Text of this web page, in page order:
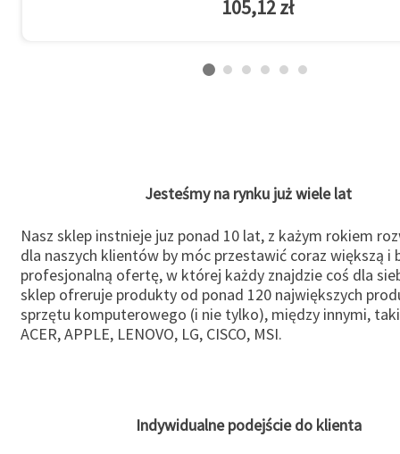
105,12 zł
Jesteśmy na rynku już wiele lat
Nasz sklep instnieje juz ponad 10 lat, z każym rokiem
dla naszych klientów by móc przestawić coraz większą i
profesjonalną ofertę, w której każdy znajdzie coś dla
sklep ofreruje produkty od ponad 120 największych
sprzętu komputerowego (i nie tylko), między innymi,
ACER, APPLE, LENOVO, LG, CISCO, MSI.
Indywidualne podejście do klienta